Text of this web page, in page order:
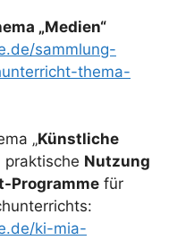
„Medien“
sammlung-
thema-
„Künstliche
praktische Nutzung
Programme für
ki-mia-